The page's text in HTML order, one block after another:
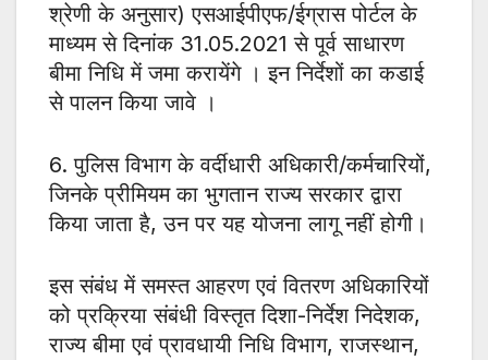
श्रेणी के अनुसार) एसआईपीएफ/ईग्रास पोर्टल के
माध्यम से दिनांक 31.05.2021 से पूर्व साधारण
बीमा निधि में जमा करायेंगे । इन निर्देशों का कडाई
से पालन किया जावे ।
6. पुलिस विभाग के वर्दीधारी अधिकारी/कर्मचारियों,
जिनके प्रीमियम का भुगतान राज्य सरकार द्वारा
किया जाता है, उन पर यह योजना लागू नहीं होगी।
इस संबंध में समस्त आहरण एवं वितरण अधिकारियों
को प्रक्रिया संबंधी विस्तृत दिशा-निर्देश निदेशक,
राज्य बीमा एवं प्रावधायी निधि विभाग, राजस्थान,